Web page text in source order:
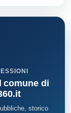
comune di
storico